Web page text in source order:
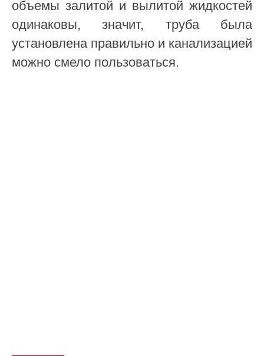
объемы залитой и вылитой жидкостей
одинаковы, значит, труба была
установлена правильно и канализацией
можно смело пользоваться.